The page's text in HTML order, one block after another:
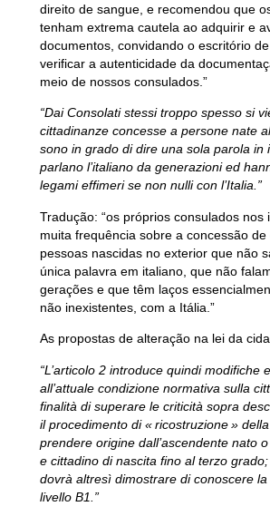
direito de sangue, e recomendou que
tenham extrema cautela ao adquirir e
documentos, convidando o escritório
verificar a autenticidade da
meio de nossos consulados.”
“Dai Consolati stessi troppo spesso si
cittadinanze concesse a persone nate
sono in grado di dire una sola parola in
parlano l’italiano da generazioni ed
legami effimeri se non nulli con l’Italia.”
Tradução: “os próprios consulados nos
muita frequência sobre a concessão de
pessoas nascidas no exterior que não
única palavra em italiano, que não
gerações e que têm laços
não inexistentes, com a Itália.”
As propostas de alteração na lei da
“L’articolo 2 introduce quindi modifiche
all’attuale condizione normativa sulla
finalità di superare le criticità sopra
il procedimento di « ricostruzione »
prendere origine dall’ascendente nato
e cittadino di nascita fino al terzo
dovrà altresì dimostrare di conoscere
livello B1.”